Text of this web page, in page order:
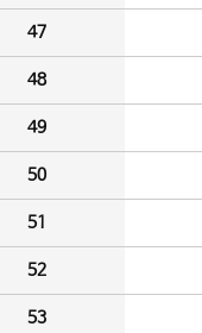
47
48
49
50
51
52
53